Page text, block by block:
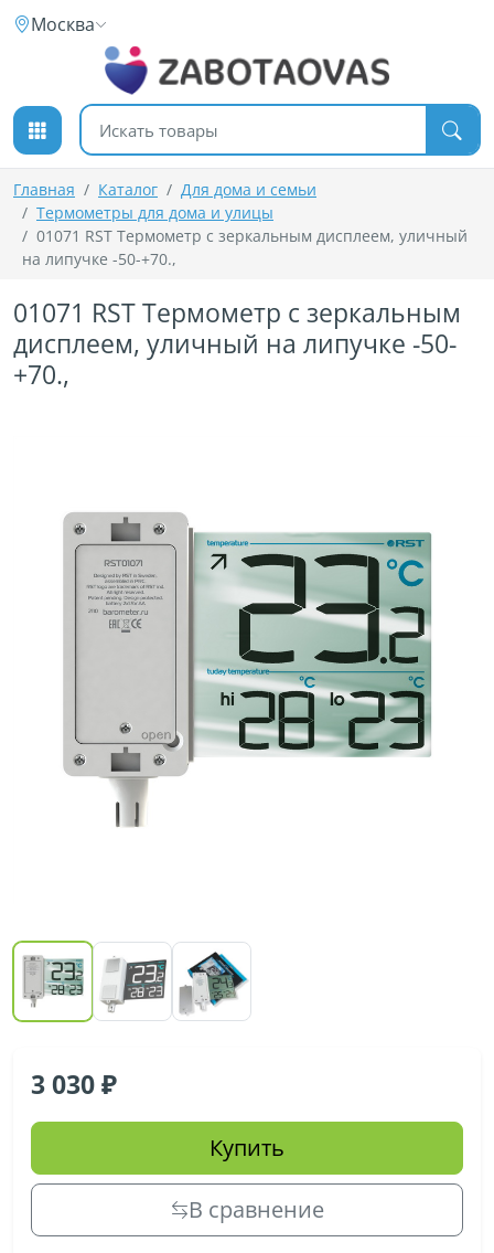
К содержимому
Москва
Поиск товаров
Главная Каталог
Для дома и семьи
Термометры для дома и улицы
01071 RST Термометр c зеркальным дисплеем, уличный
на липучке -50-+70.,
01071 RST Термометр c зеркальным
дисплеем, уличный на липучке -50-
+70.,
3 030
Купить
В сравнение